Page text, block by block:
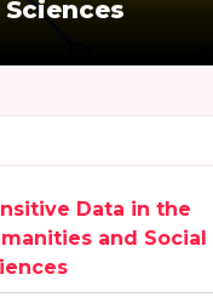
Data in the
and Social
Πακέτο SCORM